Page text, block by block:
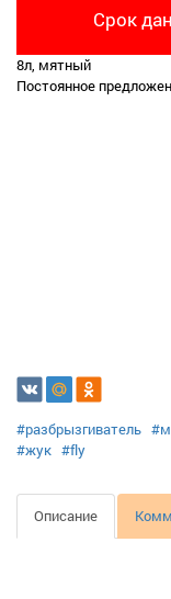
Срок
8л, мятный
Постоянное
#разбрызгиватель
#жук #fly
Описание